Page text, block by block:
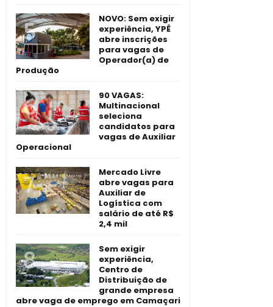
NOVO: Sem exigir
experiência, YPÊ
abre inscrições
para vagas de
Operador(a) de
Produção
90 VAGAS:
Multinacional
seleciona
candidatos para
vagas de Auxiliar
Operacional
Mercado Livre
abre vagas para
Auxiliar de
Logística com
salário de até R$
2,4 mil
Sem exigir
experiência,
Centro de
Distribuição de
grande empresa
abre vaga de emprego em Camaçari